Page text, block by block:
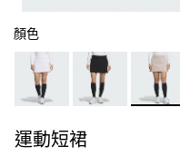
顏色
運動短裙